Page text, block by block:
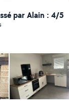
par Alain : 4/5